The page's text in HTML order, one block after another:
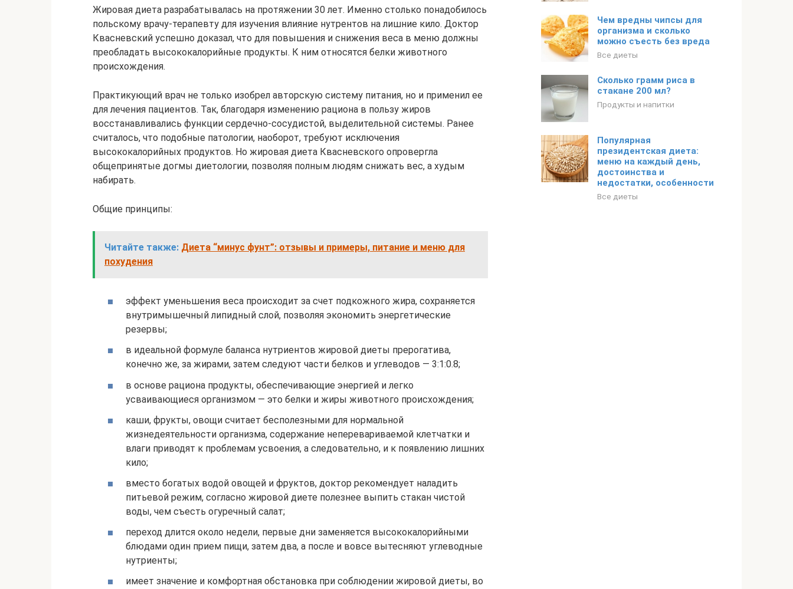
Жировая диета разрабатывалась на протяжении 30 лет. Именно столько понадобилось
польскому врачу-терапевту для изучения влияние нутрентов на лишние кило. Доктор
Квасневский успешно доказал, что для повышения и снижения веса в меню должны
преобладать высококалорийные продукты. К ним относятся белки животного
происхождения.
Практикующий врач не только изобрел авторскую систему питания, но и применил ее
для лечения пациентов. Так, благодаря изменению рациона в пользу жиров
восстанавливались функции сердечно-сосудистой, выделительной системы. Ранее
считалось, что подобные патологии, наоборот, требуют исключения
высококалорийных продуктов. Но жировая диета Квасневского опровергла
общепринятые догмы диетологии, позволяя полным людям снижать вес, а худым
набирать.
Общие принципы:
Читайте также: Диета “минус фунт”: отзывы и примеры, питание и меню для
похудения
эффект уменьшения веса происходит за счет подкожного жира, сохраняется
внутримышечный липидный слой, позволяя экономить энергетические
резервы;
в идеальной формуле баланса нутриентов жировой диеты прерогатива,
конечно же, за жирами, затем следуют части белков и углеводов — 3:1:0.8;
в основе рациона продукты, обеспечивающие энергией и легко
усваивающиеся организмом — это белки и жиры животного происхождения;
каши, фрукты, овощи считает бесполезными для нормальной
жизнедеятельности организма, содержание неперевариваемой клетчатки и
влаги приводят к проблемам усвоения, а следовательно, и к появлению лишних
кило;
вместо богатых водой овощей и фруктов, доктор рекомендует наладить
питьевой режим, согласно жировой диете полезнее выпить стакан чистой
воды, чем съесть огуречный салат;
переход длится около недели, первые дни заменяется высококалорийными
блюдами один прием пищи, затем два, а после и вовсе вытесняют углеводные
нутриенты;
имеет значение и комфортная обстановка при соблюдении жировой диеты, во
Чем вредны чипсы для
организма и сколько
можно съесть без вреда
Все диеты
Сколько грамм риса в
стакане 200 мл?
Продукты и напитки
Популярная
президентская диета:
меню на каждый день,
достоинства и
недостатки, особенности
Все диеты